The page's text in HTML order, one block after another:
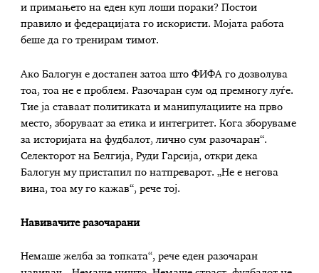
и примањето на еден куп лоши пораки? Постои
правило и федерацијата го искористи. Мојата работа
беше да го тренирам тимот.
Ако Балогун е достапен затоа што ФИФА го дозволува
тоа, тоа не е проблем. Разочаран сум од премногу луѓе.
Тие ја ставаат политиката и манипулациите на прво
место, зборуваат за етика и интегритет. Кога зборуваме
за историјата на фудбалот, лично сум разочаран“.
Селекторот на Белгија, Руди Гарсија, откри дека
Балогун му пристапил по натпреварот. „Не е негова
вина, тоа му го кажав“, рече тој.
Навивачите разочарани
Немаше желба за топката“, рече еден разочаран